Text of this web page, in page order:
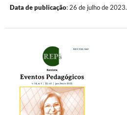
Data de publicação: 26 de julho de 2023.